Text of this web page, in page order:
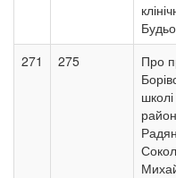
271 275
Про